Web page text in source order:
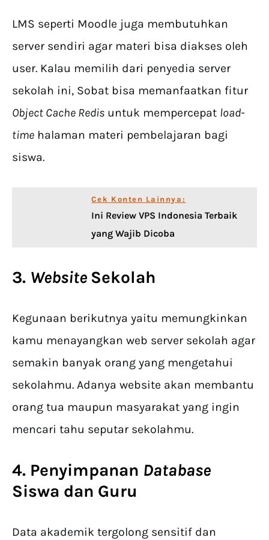
LMS seperti Moodle juga membutuhkan
server sendiri agar materi bisa diakses oleh
user. Kalau memilih dari penyedia server
sekolah ini, Sobat bisa memanfaatkan fitur
Object Cache Redis untuk mempercepat load-
time halaman materi pembelajaran bagi
siswa.
Cek Konten Lainnya:
Ini Review VPS Indonesia Terbaik
yang Wajib Dicoba
3. Website Sekolah
Kegunaan berikutnya yaitu memungkinkan
kamu menayangkan web server sekolah agar
semakin banyak orang yang mengetahui
sekolahmu. Adanya website akan membantu
orang tua maupun masyarakat yang ingin
mencari tahu seputar sekolahmu.
4. Penyimpanan Database
Siswa dan Guru
Data akademik tergolong sensitif dan